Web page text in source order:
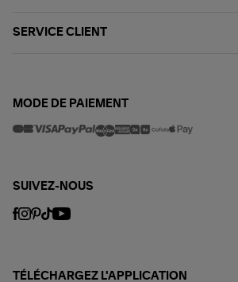
SERVICE CLIENT
MODE DE PAIEMENT
SUIVEZ-NOUS
TÉLÉCHARGEZ L'APPLICATION